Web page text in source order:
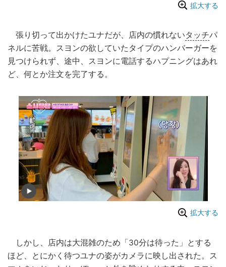
拡大する
張り切って出かけたユナだが、店内の慣れないタッチパ
ネルに苦戦。スヨンの欲していたタイプのハンバーガーを
見つけられず、途中、スヨンに電話するハプニングはあれ
ど、何とか注文を完了する。
拡大する
しかし、店内は大混雑のため「30分は待った」とする
ほど、とにかく待つユナの姿がカメラに映し出された。ス